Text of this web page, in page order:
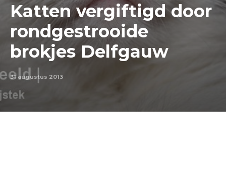
Katten vergiftigd door
rondgestrooide
brokjes Delfgauw
31 augustus 2013